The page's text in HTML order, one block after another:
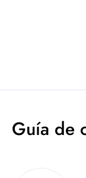
Guía de